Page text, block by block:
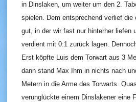
in Dinslaken, um weiter um den 2.
spielen. Dem entsprechend verlief
gut, in der wir fast nur hinterher liefen
verdient mit 0:1 zurück lagen.
Erst köpfte Luis dem Torwart aus 3
dann stand Max Ihm in nichts nach
Metern in die Arme des Torwarts.
verunglückte einem Dinslakener eine